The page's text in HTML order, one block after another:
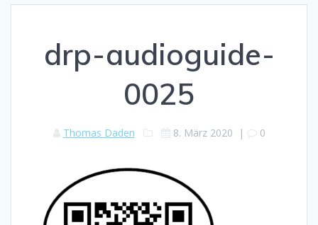
drp-audioguide-
0025
Thomas Daden 8. März 2020 | 0